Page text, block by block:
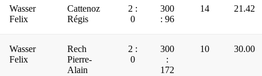
Wasser
Felix
Cattenoz
Régis
2 :
0
300
: 96
14 21.42
Wasser
Felix
Rech
Pierre-
Alain
2 :
0
300
:
172
10 30.00